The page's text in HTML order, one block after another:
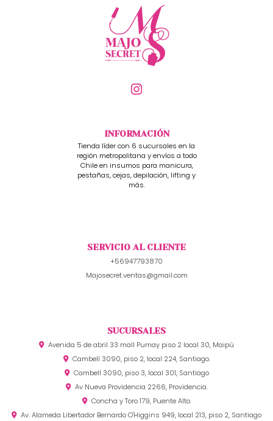
INFORMACIÓN
Tienda líder con 6 sucursales en la
región metropolitana y envíos a todo
Chile en insumos para manicura,
pestañas, cejas, depilación, lifting y
más.
SERVICIO AL CLIENTE
+56947793870
Majosecret.ventas@gmail.com
SUCURSALES
Avenida 5 de abril 33 mall Pumay piso 2 local 30, Maipú
Cambell 3090, piso 2, local 224, Santiago.
Cambell 3090, piso 3, local 301, Santiago
Av Nueva Providencia 2266, Providencia.
Concha y Toro 179, Puente Alto.
Av. Alameda Libertador Bernardo O'Higgins 949, local 213, piso 2, Santiago